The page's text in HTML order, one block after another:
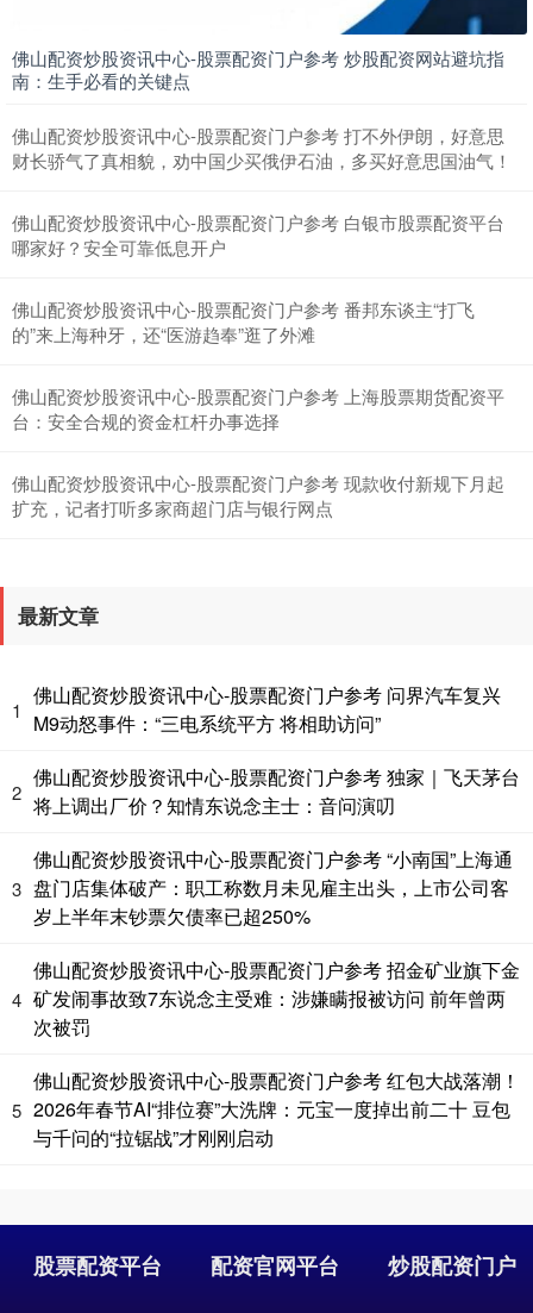
北证50 1134.24 +11.37 +1.01%
创业板指 3563.12
基金指数 7242.10 +12.30 +0.17%
佛山配资炒股资讯中心-股票配资门户参考 炒股配资网站避坑指
南：生手必看的关键点
佛山配资炒股资讯中心-股票配资门户参考 打不外伊朗，好意思
财长骄气了真相貌，劝中国少买俄伊石油，多买好意思国油气！
佛山配资炒股资讯中心-股票配资门户参考 白银市股票配资平台
哪家好？安全可靠低息开户
佛山配资炒股资讯中心-股票配资门户参考 番邦东谈主“打飞
的”来上海种牙，还“医游趋奉”逛了外滩
佛山配资炒股资讯中心-股票配资门户参考 上海股票期货配资平
台：安全合规的资金杠杆办事选择
佛山配资炒股资讯中心-股票配资门户参考 现款收付新规下月起
扩充，记者打听多家商超门店与银行网点
最新文章
1
佛山配资炒股资讯中心-股票配资门户参考 问界汽车复兴
M9动怒事件：“三电系统平方 将相助访问”
2
佛山配资炒股资讯中心-股票配资门户参考 独家｜飞天茅台
将上调出厂价？知情东说念主士：音问演叨
3
佛山配资炒股资讯中心-股票配资门户参考 “小南国”上海通
盘门店集体破产：职工称数月未见雇主出头，上市公司客
岁上半年末钞票欠债率已超250%
4
佛山配资炒股资讯中心-股票配资门户参考 招金矿业旗下金
矿发闹事故致7东说念主受难：涉嫌瞒报被访问 前年曾两
次被罚
5
佛山配资炒股资讯中心-股票配资门户参考 红包大战落潮！
2026年春节AI“排位赛”大洗牌：元宝一度掉出前二十 豆包
与千问的“拉锯战”才刚刚启动
股票配资平台 配资官网平台 炒股配资门户